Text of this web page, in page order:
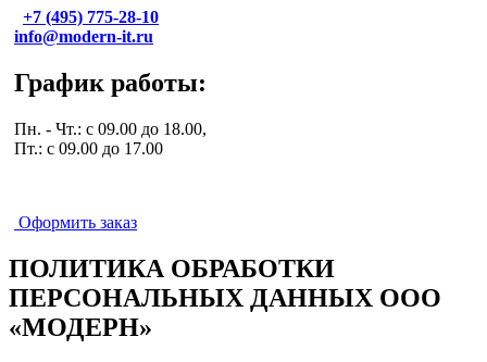
+7 (495) 775-28-10
info@modern-it.ru
График работы:
Пн. - Чт.: с 09.00 до 18.00,
Пт.: с 09.00 до 17.00
Оформить заказ
ПОЛИТИКА ОБРАБОТКИ
ПЕРСОНАЛЬНЫХ ДАННЫХ ООО
«МОДЕРН»